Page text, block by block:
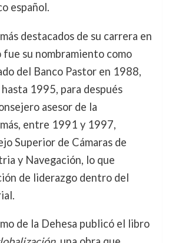
español.
destacados de su carrera en
su nombramiento como
del Banco Pastor en 1988,
1995, para después
asesor de la
entre 1991 y 1997,
Superior de Cámaras de
y Navegación, lo que
de liderazgo dentro del
de la Dehesa publicó el libro